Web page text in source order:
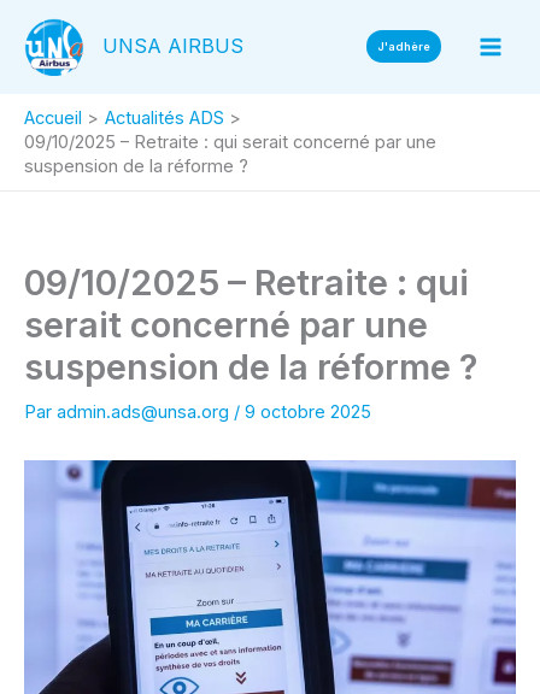
contenu
UNSA AIRBUS J'adhère
Accueil
Actualités ADS
09/10/2025 – Retraite : qui serait concerné par une
suspension de la réforme ?
09/10/2025 – Retraite : qui
serait concerné par une
suspension de la réforme ?
Par admin.ads@unsa.org / 9 octobre 2025